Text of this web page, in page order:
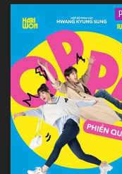
Ý Tập 12
Lên
Ý Tập 11
10
Lên
Ý Tập 10
9
Lên
Ý Tập 9